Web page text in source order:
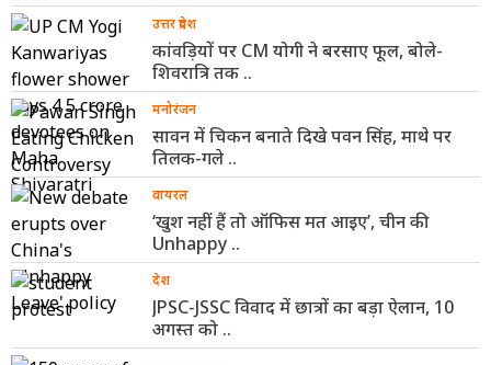
उत्तर प्रदेश
कांवड़ियों पर CM योगी ने बरसाए फूल, बोले-
शिवरात्रि तक ..
मनोरंजन
सावन में चिकन बनाते दिखे पवन सिंह, माथे पर
तिलक-गले ..
वायरल
‘खुश नहीं हैं तो ऑफिस मत आइए’, चीन की
Unhappy ..
देश
JPSC-JSSC विवाद में छात्रों का बड़ा ऐलान, 10
अगस्त को ..